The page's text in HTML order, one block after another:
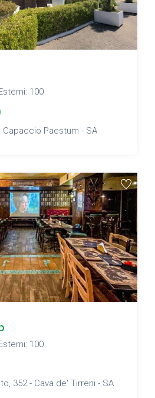
100
Capaccio Paestum - SA
100
352 - Cava de' Tirreni - SA